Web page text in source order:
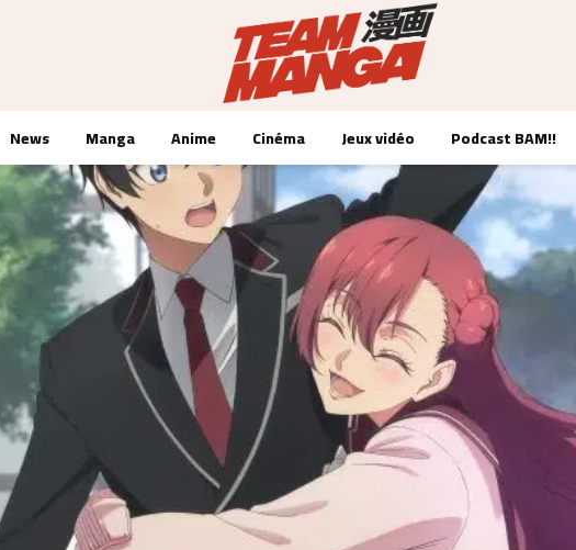
News Manga Anime Cinéma Jeux vidéo Podcast BAM!!